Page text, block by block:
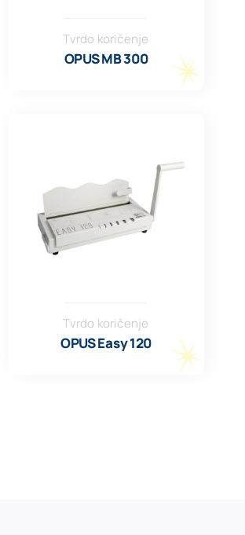
Tvrdo koričenje
OPUS MB 300
Tvrdo koričenje
OPUS Easy 120